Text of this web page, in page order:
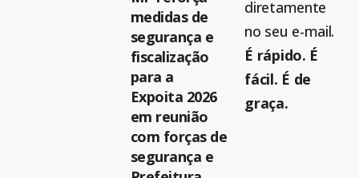
medidas de
segurança e
fiscalização
para a
Expoita 2026
em reunião
com forças de
segurança e
diretamente
no seu e-mail.
É rápido. É
fácil. É de
graça.